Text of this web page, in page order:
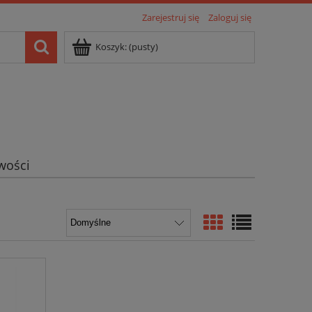
Zarejestruj się Zaloguj się
Koszyk:(pusty)